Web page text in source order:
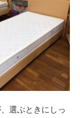
選ぶときにしっ